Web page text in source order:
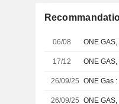
06/08 ONE
17/12 ONE
26/09/25 ONE Gas
26/09/25 ONE